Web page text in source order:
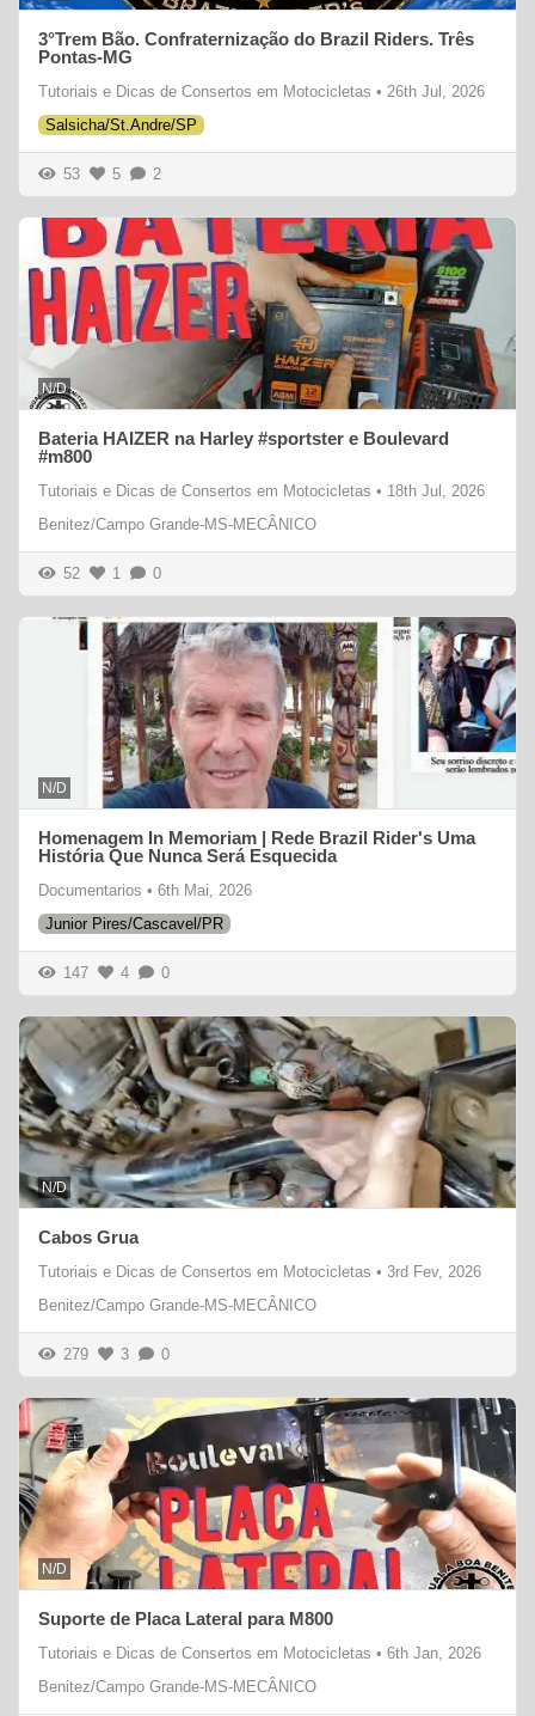
3°Trem Bão. Confraternização do Brazil Riders. Três
Pontas-MG
Tutoriais e Dicas de Consertos em Motocicletas • 26th Jul, 2026
Salsicha/St.Andre/SP
53 5 2
N/D
Bateria HAIZER na Harley #sportster e Boulevard
#m800
Tutoriais e Dicas de Consertos em Motocicletas • 18th Jul, 2026
Benitez/Campo Grande-MS-MECÂNICO
52 1 0
N/D
Homenagem In Memoriam | Rede Brazil Rider's Uma
História Que Nunca Será Esquecida
Documentarios • 6th Mai, 2026
Junior Pires/Cascavel/PR
147 4 0
N/D
Cabos Grua
Tutoriais e Dicas de Consertos em Motocicletas • 3rd Fev, 2026
Benitez/Campo Grande-MS-MECÂNICO
279 3 0
N/D
Suporte de Placa Lateral para M800
Tutoriais e Dicas de Consertos em Motocicletas • 6th Jan, 2026
Benitez/Campo Grande-MS-MECÂNICO